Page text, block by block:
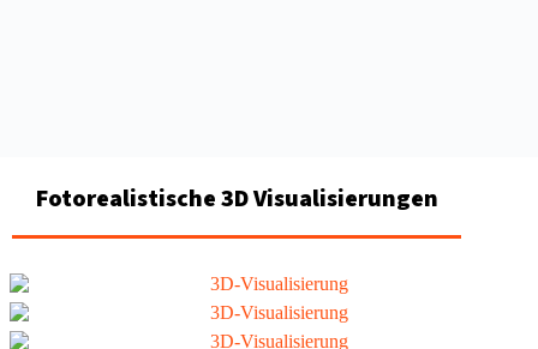
Fotorealistische 3D Visualisierungen